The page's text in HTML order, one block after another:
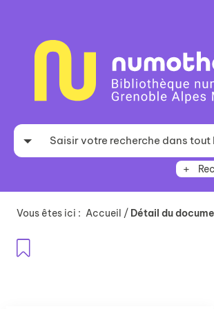
recherche
Vous êtes ici : Accueil / Détail du